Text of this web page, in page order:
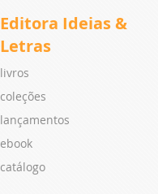
Editora Ideias &
Letras
livros
coleções
lançamentos
ebook
catálogo